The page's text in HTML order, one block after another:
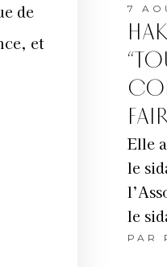
de
et
7
Elle
le
le
PAR